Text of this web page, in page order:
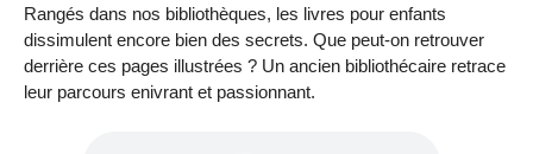
Rangés dans nos bibliothèques, les livres pour enfants
dissimulent encore bien des secrets. Que peut-on retrouver
derrière ces pages illustrées ? Un ancien bibliothécaire retrace
leur parcours enivrant et passionnant.